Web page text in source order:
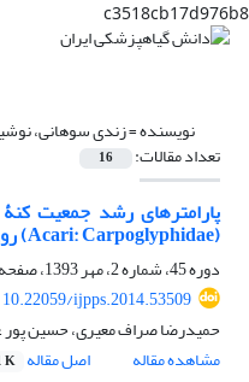
c3518cb17d976b8
نویسنده =زندی سوهانی،
تعداد مقالات: 16
(Acari: Carpoglyphidae) روی مخمر نان در دو دمای مختلف
دوره 45، شماره 2، مهر 1393، صفحه
10.22059/ijpps.2014.53509
حمیدرضا صراف معیری، حسین
مشاهده مقاله
اصل مقاله K